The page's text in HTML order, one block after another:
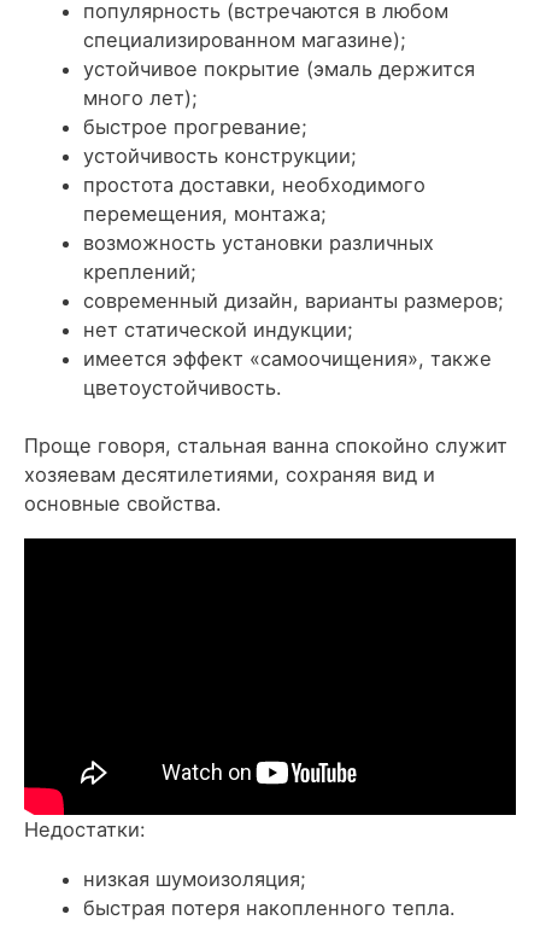
популярность (встречаются в любом
специализированном магазине);
устойчивое покрытие (эмаль держится
много лет);
быстрое прогревание;
устойчивость конструкции;
простота доставки, необходимого
перемещения, монтажа;
возможность установки различных
креплений;
современный дизайн, варианты размеров;
нет статической индукции;
имеется эффект «самоочищения», также
цветоустойчивость.
Проще говоря, стальная ванна спокойно служит
хозяевам десятилетиями, сохраняя вид и
основные свойства.
Недостатки:
низкая шумоизоляция;
быстрая потеря накопленного тепла.